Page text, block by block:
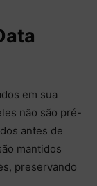
em sua
não são pré-
antes de
mantidos
preservando